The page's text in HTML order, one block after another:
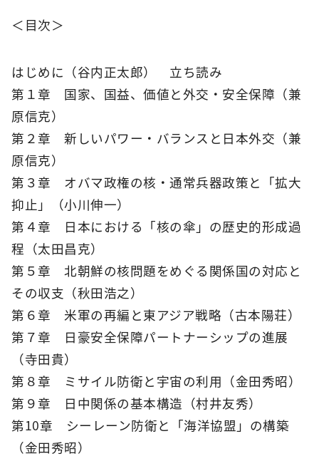
＜目次＞
はじめに（谷内正太郎） 立ち読み
第１章 国家、国益、価値と外交・安全保障（兼
原信克）
第２章 新しいパワー・バランスと日本外交（兼
原信克）
第３章 オバマ政権の核・通常兵器政策と「拡大
抑止」（小川伸一）
第４章 日本における「核の傘」の歴史的形成過
程（太田昌克）
第５章 北朝鮮の核問題をめぐる関係国の対応と
その収支（秋田浩之）
第６章 米軍の再編と東アジア戦略（古本陽荘）
第７章 日豪安全保障パートナーシップの進展
（寺田貴）
第８章 ミサイル防衛と宇宙の利用（金田秀昭）
第９章 日中関係の基本構造（村井友秀）
第10章 シーレーン防衛と「海洋協盟」の構築
（金田秀昭）